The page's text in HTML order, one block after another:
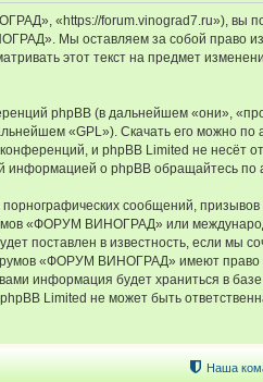
«https://forum.vinograd7.ru»), вы
Мы оставляем за собой право
этот текст на предмет
phpBB (в дальнейшем «они»,
«GPL»). Скачать его можно по
и phpBB Limited не несёт
информацией о phpBB обращайтесь по
сообщений,
«ФОРУМ ВИНОГРАД» или
поставлен в известность, если мы
«ФОРУМ ВИНОГРАД» имеют право
информация будет храниться в
Limited не может быть ответственна
Наша